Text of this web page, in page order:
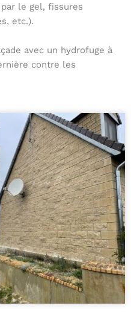
le gel, fissures
etc.).
avec un hydrofuge à
contre les